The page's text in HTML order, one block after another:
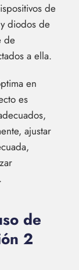
de
diodos de
de
a ella.
en
es
ajustar
de
2